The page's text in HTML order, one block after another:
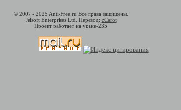
© 2007 - 2025 Anti-Free.ru Все права защищены.
Jelsoft Enterprises Ltd. Перевод: zCarot
Проект работает на уране-235